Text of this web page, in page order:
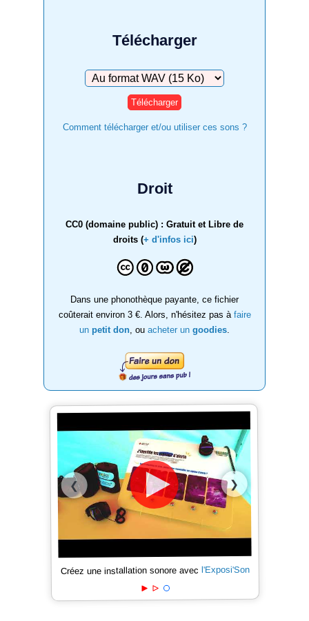
Télécharger
Télécharger
Comment télécharger et/ou utiliser ces sons ?
Droit
CC0 (domaine public) : Gratuit et Libre de
droits (+ d'infos ici)
Dans une phonothèque payante, ce fichier
coûterait environ 3 €. Alors, n'hésitez pas à faire
un petit don , ou acheter un goodies
❮ ❯
Créez une installation sonore avec l'Exposi'Son